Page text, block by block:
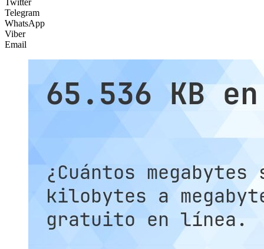
Twitter
Telegram
WhatsApp
Viber
Email